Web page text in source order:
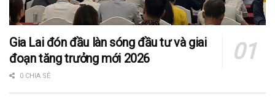
Gia Lai đón đầu làn sóng đầu tư và giai
đoạn tăng trưởng mới 2026
0 CHIA SẺ